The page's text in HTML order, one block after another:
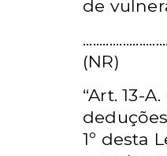
de
(NR)
“Art. 13-A.
1º desta